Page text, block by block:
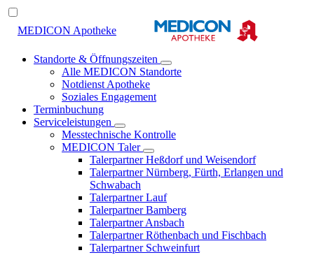
MEDICON Apotheke
Standorte & Öffnungszeiten
Alle MEDICON Standorte
Notdienst Apotheke
Soziales Engagement
Terminbuchung
Serviceleistungen
Messtechnische Kontrolle
MEDICON Taler
Talerpartner Heßdorf und Weisendorf
Talerpartner Nürnberg, Fürth, Erlangen und
Schwabach
Talerpartner Lauf
Talerpartner Bamberg
Talerpartner Ansbach
Talerpartner Röthenbach und Fischbach
Talerpartner Schweinfurt